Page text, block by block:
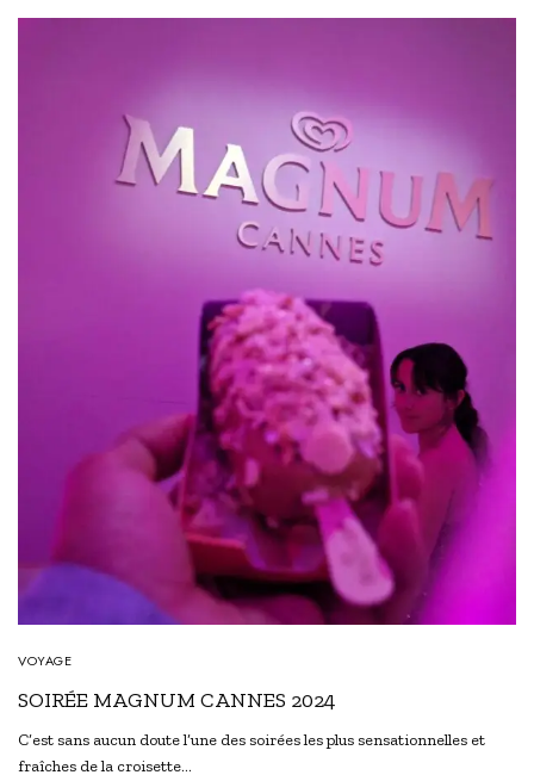
VOYAGE
SOIRÉE MAGNUM CANNES 2024
C’est sans aucun doute l’une des soirées les plus sensationnelles et
fraîches de la croisette…